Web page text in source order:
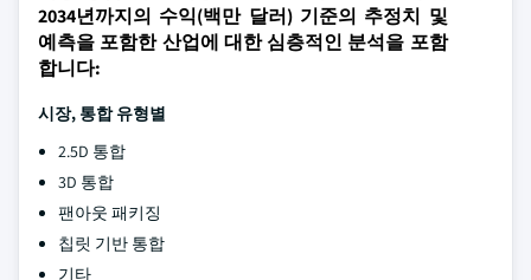
2034년까지의 수익(백만 달러) 기준의 추정치 및
예측을 포함한 산업에 대한 심층적인 분석을 포함
합니다:
시장, 통합 유형별
2.5D 통합
3D 통합
팬아웃 패키징
칩릿 기반 통합
기타